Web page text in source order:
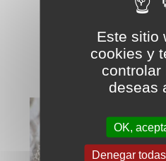
Vendido
Berlingot
Este sitio
cookies y
controlar
deseas
OK,
Denegar